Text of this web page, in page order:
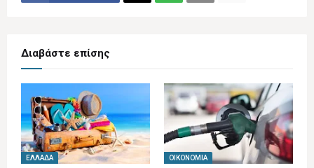
Διαβάστε επίσης
ΕΛΛΆΔΑ ΟΙΚΟΝΟΜΊΑ